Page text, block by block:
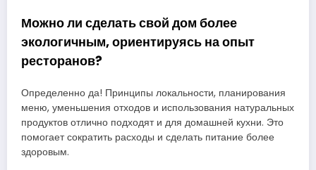
Можно ли сделать свой дом более
экологичным, ориентируясь на опыт
ресторанов?
Определенно да! Принципы локальности, планирования
меню, уменьшения отходов и использования натуральных
продуктов отлично подходят и для домашней кухни. Это
помогает сократить расходы и сделать питание более
здоровым.